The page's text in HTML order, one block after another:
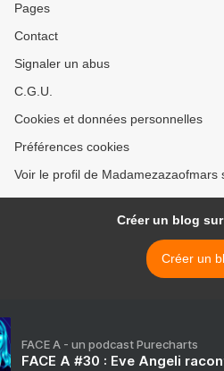
Pages
Contact
Signaler un abus
C.G.U.
Cookies et données personnelles
Préférences cookies
Voir le profil de Madamezazaofmars
Créer un blog
Créer un
FACE A - un podcast Purecharts
FACE A #30 : Eve Angeli